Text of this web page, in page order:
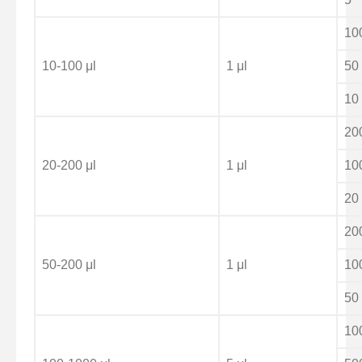
10-100 μl 1 μl 50
10
20-200 μl 1 μl
20
50-200 μl 1 μl
50